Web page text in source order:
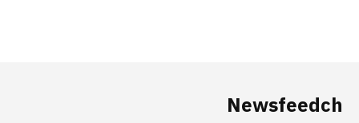
Newsfeedch